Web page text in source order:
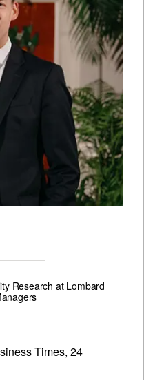
Research at Lombard
Times, 24